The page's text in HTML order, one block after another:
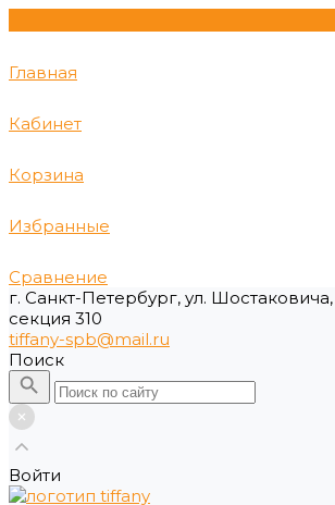
Главная
Кабинет
Корзина
Избранные
Сравнение
г. Санкт-Петербург, ул.
секция 310
tiffany-spb@mail.ru
Поиск
Войти